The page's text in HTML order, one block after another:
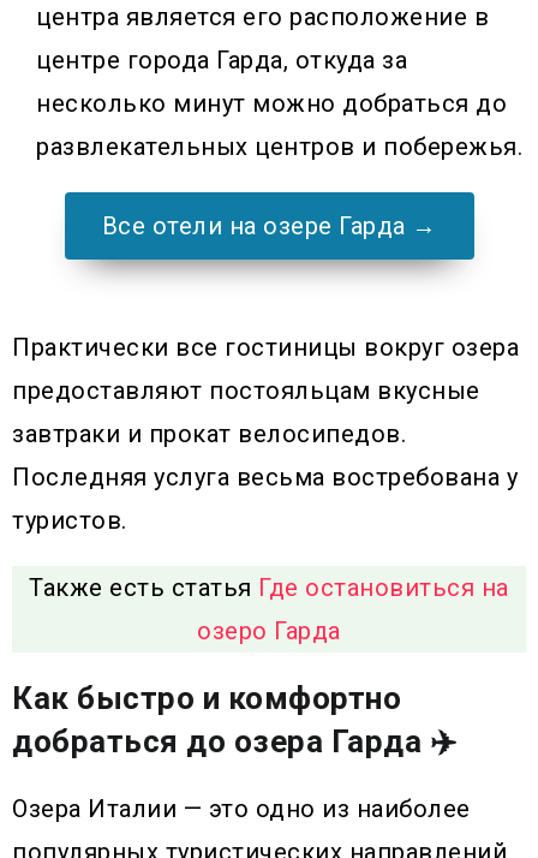
центра является его расположение в
центре города Гарда, откуда за
несколько минут можно добраться до
развлекательных центров и побережья.
Все отели на озере Гарда →
Практически все гостиницы вокруг озера
предоставляют постояльцам вкусные
завтраки и прокат велосипедов.
Последняя услуга весьма востребована у
туристов.
Также есть статья Где остановиться на
озеро Гарда
Как быстро и комфортно
добраться до озера Гарда ✈️
Озера Италии — это одно из наиболее
популярных туристических направлений